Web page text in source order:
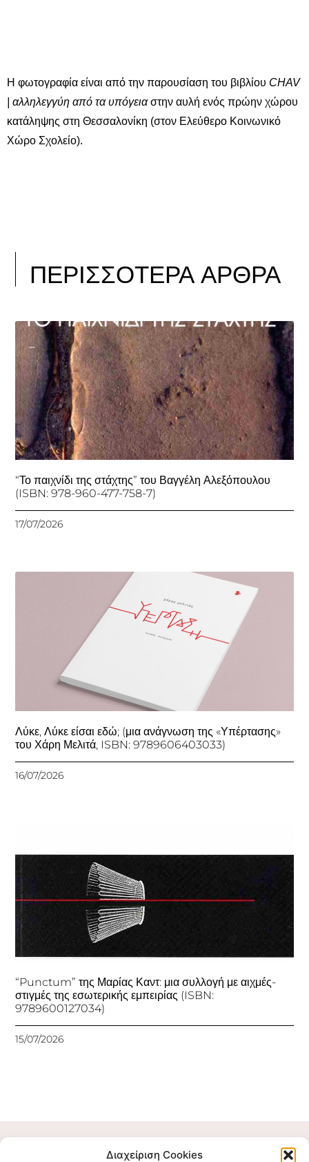
Διαχείριση Cookies
Η φωτογραφία είναι από την παρουσίαση του βιβλίου CHAV
| αλληλεγγύη από τα υπόγειαστην αυλή ενός πρώην χώρου
κατάληψης στη Θεσσαλονίκη (στον Ελεύθερο Κοινωνικό
Χώρο Σχολείο).
ΠΕΡΙΣΣΟΤΕΡΑ ΑΡΘΡΑ
“Το παιχνίδι της στάχτης” του Βαγγέλη Αλεξόπουλου
(ISBN: 978-960-477-758-7)
17/07/2026
Λύκε, Λύκε είσαι εδώ; (μια ανάγνωση της «Υπέρτασης»
του Χάρη Μελιτά, ISBN: 9789606403033)
16/07/2026
“Punctum” της Μαρίας Καντ: μια συλλογή με αιχμές-
στιγμές της εσωτερικής εμπειρίας (ISBN:
9789600127034)
15/07/2026